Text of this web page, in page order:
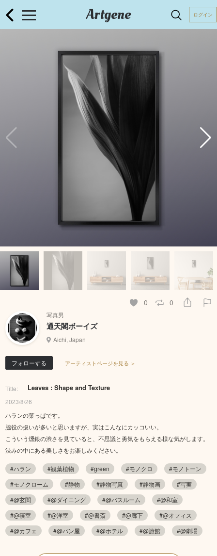
Artgene ログイン
0 0
写真男
通天閣ボーイズ
Aichi, Japan
フォローする アーティストページを見る ＞
Title: Leaves : Shape and Texture
2023/8/26
ハランの葉っぱです。
脇役の扱いが多いと思いますが、実はこんなにカッコいい。
こういう燻銀の渋さを見ていると、不思議と勇気をもらえる様な気がします。
渋みの中にある美しさをお楽しみください。
#ハラン #観葉植物 #green #モノクロ
#モノトーン
#モノクローム
#静物 #静物写真 #静物画
#写実
#@玄関
#@ダイニング #@バスルーム
#@和室
#@寝室
#@洋室 #@書斎 #@廊下
#@オフィス
#@カフェ
#@パン屋 #@ホテル #@旅館 #@劇場